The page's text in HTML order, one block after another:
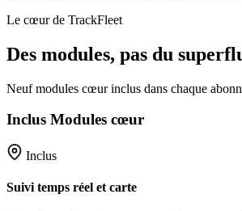
Le cœur de TrackFleet
Des modules, pas du
Neuf modules cœur inclus dans chaque
Inclus Modules cœur
Inclus
Suivi temps réel et carte